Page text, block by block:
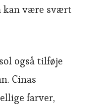
kan være svært
også tilføje
Cinas
farver,